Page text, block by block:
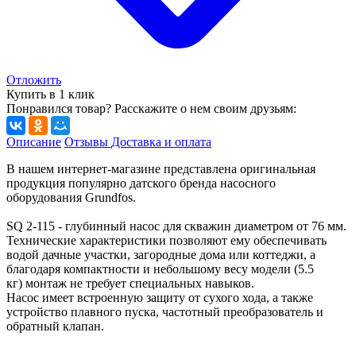
Отложить
Купить в 1 клик
Понравился товар? Расскажите о нем своим друзьям:
Описание Отзывы Доставка и оплата
В нашем интернет-магазине представлена оригинальная
продукция популярно датского бренда насосного
оборудования Grundfos.
SQ 2-115 - глубинный насос для скважин диаметром от 76 мм.
Технические характеристики позволяют ему обеспечивать
водой дачные участки, загородные дома или коттеджи, а
благодаря компактности и небольшому весу модели (5.5
кг) монтаж не требует специальных навыков.
Насос имеет встроенную защиту от сухого хода, а также
устройство плавного пуска, частотный преобразователь и
обратный клапан.